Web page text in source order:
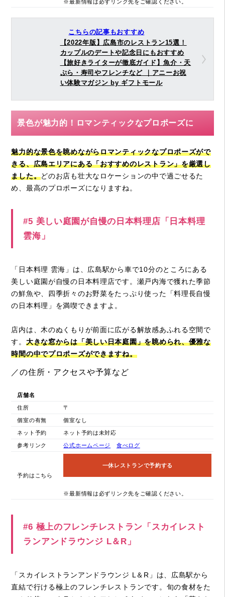
※最新情報は必ずリンク先をご確認ください。
こちらの記事もおすすめ
【2022年版】広島市のレストラン15選！
カップルのデートや記念日にもおすすめ
【旅好きライターが徹底ガイド】魚介・天
ぷら・寿司やフレンチなど ｜アニーお祝
い体験マガジン by ギフトモール
景色が魅力的！ロマンティックなプロポーズに
魅力的な景色を眺めながらロマンティックなプロポーズがで
きる、広島エリアにある「おすすめのレストラン」を厳選し
ました。どのお店も壮大なロケーションの中で過ごせるた
め、最高のプロポーズになりますね。
#5 美しい庭園が自慢の日本料理店「日本料理
雲海」
「日本料理 雲海」は、広島駅から車で10分のところにある
美しい庭園が自慢の日本料理店です。瀬戸内海で獲れた季節
の鮮魚や、四季折々のお野菜をたっぷり使った「料理長自慢
の日本料理」を満喫できますよ。
店内は、木のぬくもりが前面に広がる解放感あふれる空間で
す。 大きな窓からは「美しい日本庭園」を眺められ、優雅な
時間の中でプロポーズができますね。
／の住所・アクセスや予算など
店舗名
住所 〒
個室の有無 個室なし
ネット予約 ネット予約は未対応
参考リンク 公式ホームページ 食べログ
予約はこちら
一休レストランで予約する
※最新情報は必ずリンク先をご確認ください。
#6 極上のフレンチレストラン「スカイレスト
ランアンドラウンジ L＆R」
「スカイレストランアンドラウンジ L＆R」は、広島駅から
直結で行ける極上のフレンチレストランです。旬の食材をた